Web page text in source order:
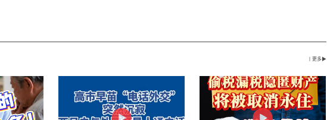
丨更多▶